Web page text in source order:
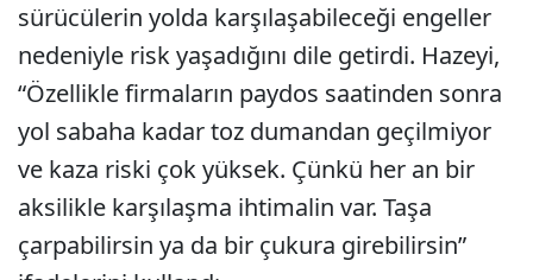
sürücülerin yolda karşılaşabileceği engeller
nedeniyle risk yaşadığını dile getirdi. Hazeyi,
“Özellikle firmaların paydos saatinden sonra
yol sabaha kadar toz dumandan geçilmiyor
ve kaza riski çok yüksek. Çünkü her an bir
aksilikle karşılaşma ihtimalin var. Taşa
çarpabilirsin ya da bir çukura girebilirsin”